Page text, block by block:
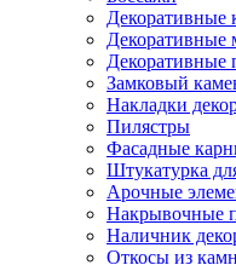
Декоративные
Декоративные
Декоративные
Замковый
Накладки
Пилястры
Фасадные
Штукатурка
Арочные
Накрывочные
Наличник
Откосы из